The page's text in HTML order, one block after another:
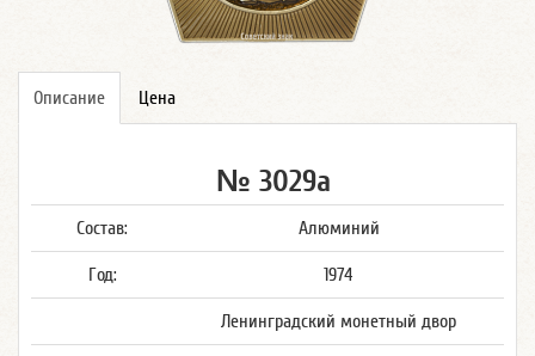
Описание Цена
№ 3029а
Состав: Алюминий
Год: 1974
Ленинградский монетный двор